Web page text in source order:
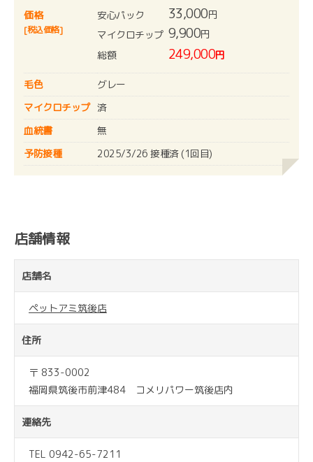
価格
[税込価格]
安心パック
33,000円
マイクロチップ 9,900円
総額
249,000円
毛色
グレー
マイクロチップ 済
血統書
無
予防接種
2025/3/26 接種済 (1回目)
店舗情報
店舗名
ペットアミ筑後店
住所
〒 833-0002
福岡県筑後市前津484 コメリパワー筑後店内
連絡先
TEL 0942-65-7211